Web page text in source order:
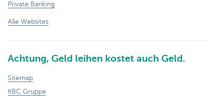
Private Banking
Alle Websites
Achtung, Geld leihen kostet auch Geld.
Sitemap
KBC Gruppe